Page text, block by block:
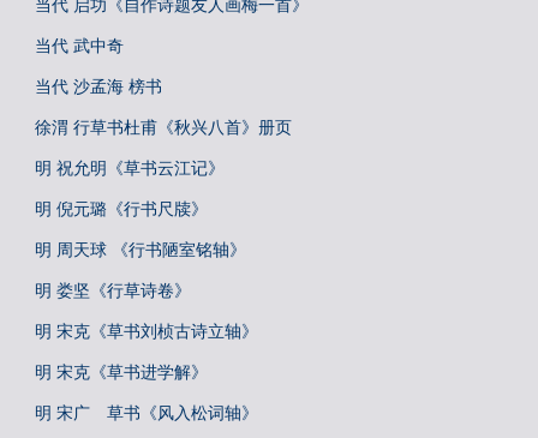
当代 启功《自作诗题友人画梅一首》
当代 武中奇
当代 沙孟海 榜书
徐渭 行草书杜甫《秋兴八首》册页
明 祝允明《草书云江记》
明 倪元璐《行书尺牍》
明 周天球 《行书陋室铭轴》
明 娄坚《行草诗卷》
明 宋克《草书刘桢古诗立轴》
明 宋克《草书进学解》
明 宋广 草书《风入松词轴》